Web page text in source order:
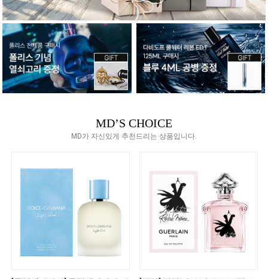
MD’S CHOICE
MD가 자신있게 추천드리는 상품입니다.